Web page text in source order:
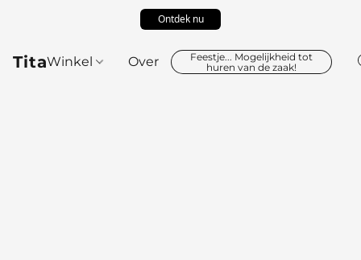
Ontdek nu
TitaWinkel Over
Feestje... Mogelijkheid tot
huren van de zaak!